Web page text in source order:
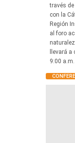
través
con la
Región
al foro
llevará
9:00